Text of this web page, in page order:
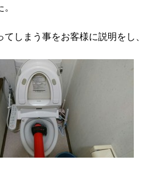
しまう事をお客様に説明をし、